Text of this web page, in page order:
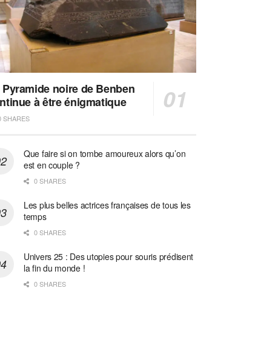
Pyramide noire de Benben
à être énigmatique
SHARES
Que faire si on tombe amoureux alors qu’on
est en couple ?
0 SHARES
Les plus belles actrices françaises de tous les
temps
0 SHARES
Univers 25 : Des utopies pour souris prédisent
la fin du monde !
0 SHARES